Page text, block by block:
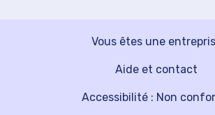
Vous êtes une
Aide et contact
Accessibilité : Non